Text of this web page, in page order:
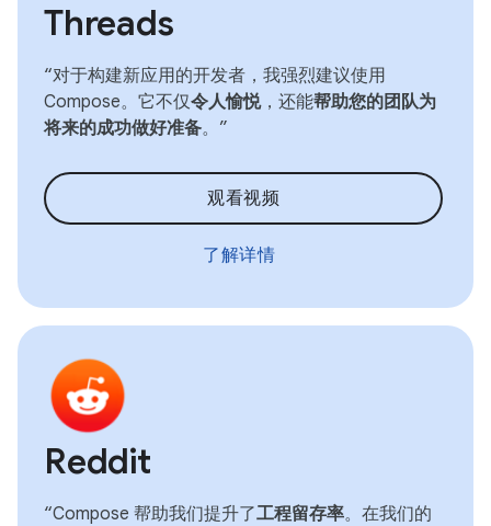
Threads
“对于构建新应用的开发者，我强烈建议使用
Compose。它不仅令人愉悦，还能帮助您的团队为
将来的成功做好准备。”
观看视频
了解详情
Reddit
“Compose 帮助我们提升了工程留存率。在我们的